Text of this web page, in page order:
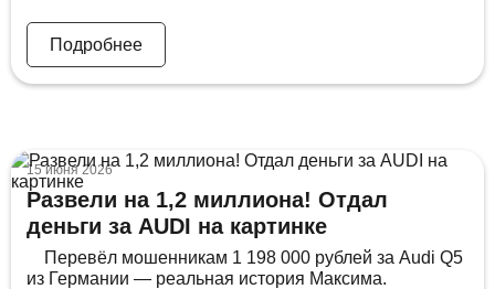
глазах общества входите в тот самый 1%, у которых
«получилось все, что хотите». Добиться этого, как
будто бы, становится особенно сложно в условиях
Подробнее
15 июня 2026
Развели на 1,2 миллиона! Отдал
деньги за AUDI на картинке
Перевёл мошенникам 1 198 000 рублей за Audi Q5
из Германии — реальная история Максима.